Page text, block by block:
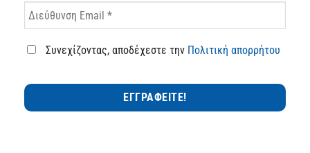
Συνεχίζοντας, αποδέχεστε την Πολιτική απορρήτου